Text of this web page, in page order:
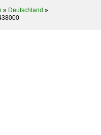
» Deutschland »